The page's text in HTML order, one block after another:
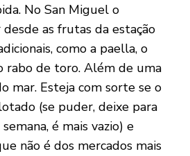
No San Miguel o
as frutas da estação
como a paella, o
rabo de toro. Além de uma
mar. Esteja com sorte se o
(se puder, deixe para
é mais vazio) e
não é dos mercados mais